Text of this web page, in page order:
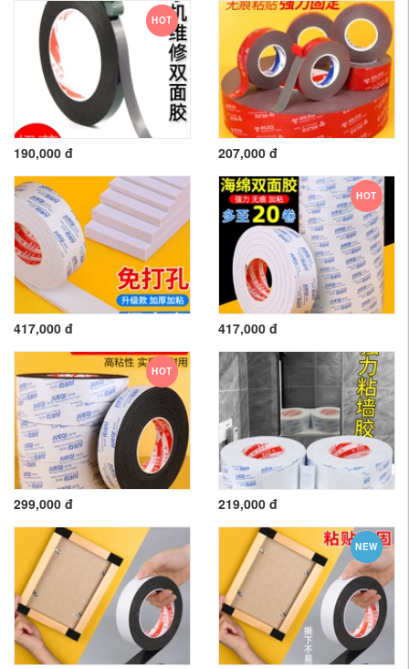
HOT
190,000 đ 207,000 đ
417,000 đ
HOT
417,000 đ
HOT
299,000 đ 219,000 đ
NEW